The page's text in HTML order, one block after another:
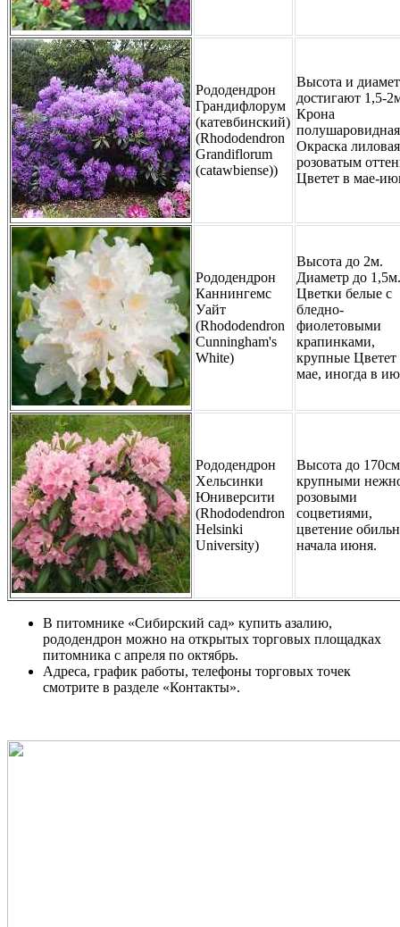
Рододендрон
Грандифлорум
(катевбинский)
(Rhododendron
Grandiflorum
(catawbiense))
Высота и
достигают 1,5-
Крона
Окраска
розоватым
Цветет в мае-
Рододендрон
Каннингемс
Уайт
(Rhododendron
Cunningham's
White)
Высота до 2м.
Диаметр до 1,5м.
Цветки белые с
бледно-
фиолетовыми
крапинками,
крупные Цветет
мае, иногда в
Рододендрон
Хельсинки
Юниверсити
(Rhododendron
Helsinki
University)
Высота до
крупными
розовыми
соцветиями,
цветение
начала июня.
В питомнике «Сибирский сад» купить азалию,
рододендрон можно на открытых торговых площадках
питомника с апреля по октябрь.
Адреса, график работы, телефоны торговых точек
смотрите в разделе «Контакты».